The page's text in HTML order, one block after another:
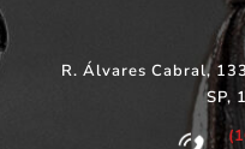
R. Álvares Cabral,
SP,